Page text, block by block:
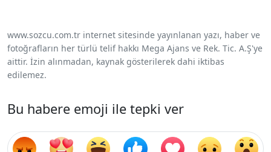
www.sozcu.com.tr internet sitesinde yayınlanan yazı, haber ve
fotoğrafların her türlü telif hakkı Mega Ajans ve Rek. Tic. A.Ş'ye
aittir. İzin alınmadan, kaynak gösterilerek dahi iktibas
edilemez.
Bu habere emoji ile tepki ver